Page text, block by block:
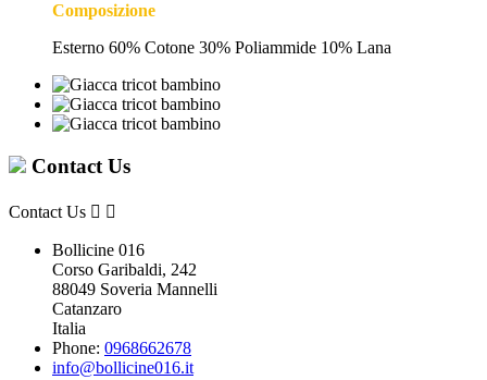
Composizione
Esterno 60% Cotone 30% Poliammide 10% Lana
Contact Us
Contact Us  
Bollicine 016
Corso Garibaldi, 242
88049 Soveria Mannelli
Catanzaro
Italia
Phone: 0968662678
info@bollicine016.it